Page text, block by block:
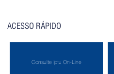
ACESSO RÁPIDO
Consulte Iptu On-Line